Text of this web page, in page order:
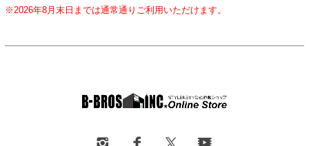
※2026年8月末日までは通常通りご利用いただけます。